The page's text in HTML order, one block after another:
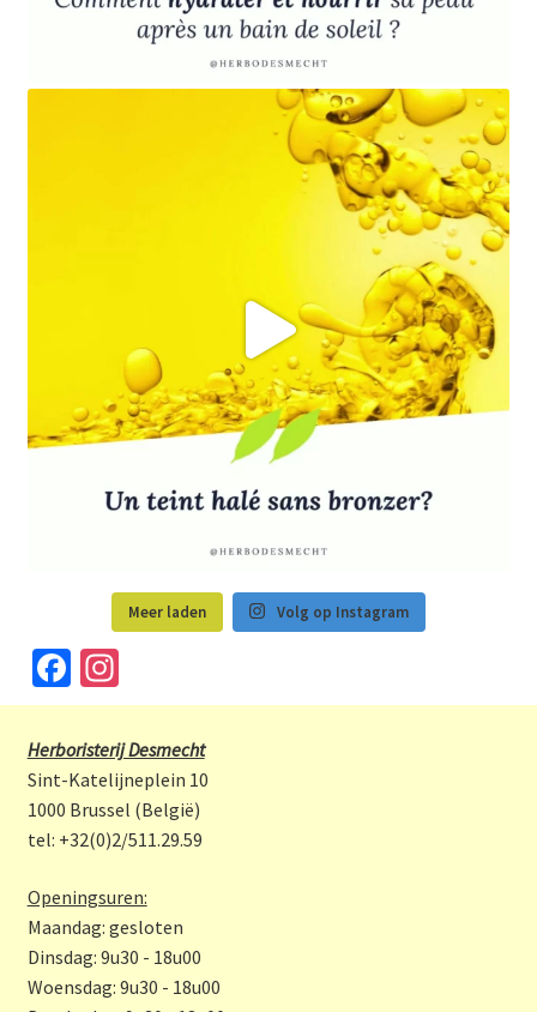
Meer laden Volg op Instagram
Fa
ce
b
o
o
k
In
st
a
gr
a
m
Herboristerij Desmecht
Sint-Katelijneplein 10
1000 Brussel (België)
tel: +32(0)2/511.29.59
Openingsuren:
Maandag: gesloten
Dinsdag: 9u30 - 18u00
Woensdag: 9u30 - 18u00